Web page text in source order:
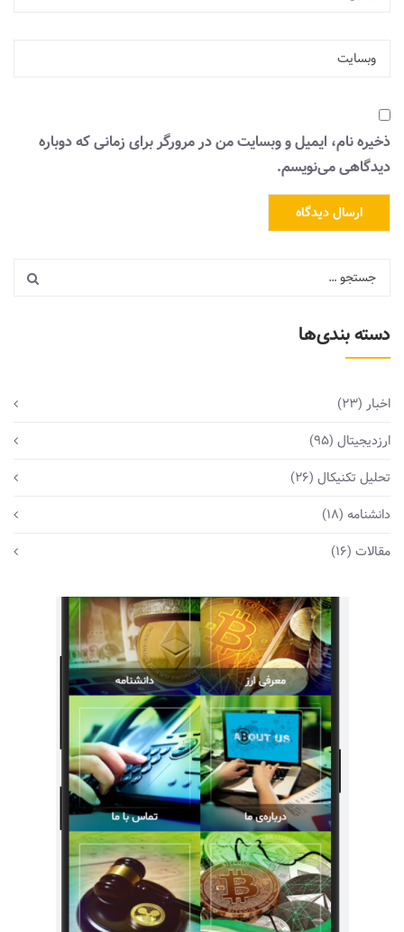
ذخیره نام، ایمیل و وبسایت من در مرورگر برای زمانی که دوباره
دیدگاهی می‌نویسم.
دسته بندی‌ها
اخبار (23)
ارزدیجیتال (95)
تحلیل تکنیکال (26)
دانشنامه (18)
مقالات (16)